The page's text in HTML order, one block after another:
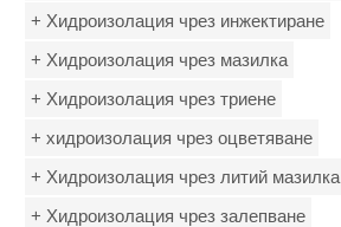
+ Хидроизолация чрез инжектиране
+ Хидроизолация чрез мазилка
+ Хидроизолация чрез триене
+ хидроизолация чрез оцветяване
+ Хидроизолация чрез литий мазилка
+ Хидроизолация чрез залепване